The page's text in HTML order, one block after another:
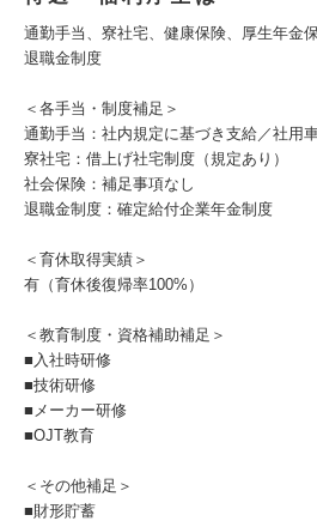
通勤手当、寮社宅、健康保険、厚生年金
退職金制度
＜各手当・制度補足＞
通勤手当：社内規定に基づき支給／社用
寮社宅：借上げ社宅制度（規定あり）
社会保険：補足事項なし
退職金制度：確定給付企業年金制度
＜育休取得実績＞
有（育休後復帰率100%）
＜教育制度・資格補助補足＞
■入社時研修
■技術研修
■メーカー研修
■OJT教育
＜その他補足＞
■財形貯蓄